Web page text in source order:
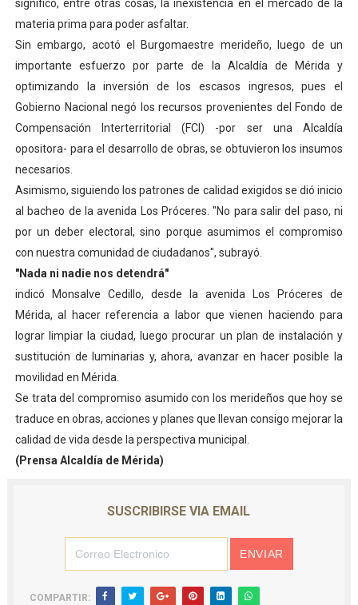
Gobernador Arnaldo Sánchez apadrina a más de 993
Plan Quirúrgico Regional llega a Pueblo Llano con la
significó, entre otras cosas, la inexistencia en el mercado de la
materia prima para poder asfaltar.
Sin embargo, acotó el Burgomaestre merideño, luego de un
importante esfuerzo por parte de la Alcaldía de Mérida y
optimizando la inversión de los escasos ingresos, pues el
Gobierno Nacional negó los recursos provenientes del Fondo de
Compensación Interterritorial (FCI) -por ser una Alcaldía
opositora- para el desarrollo de obras, se obtuvieron los insumos
necesarios.
Asimismo, siguiendo los patrones de calidad exigidos se dió inicio
al bacheo de la avenida Los Próceres. "No para salir del paso, ni
por un deber electoral, sino porque asumimos el compromiso
con nuestra comunidad de ciudadanos", subrayó.
"Nada ni nadie nos detendrá"
indicó Monsalve Cedillo, desde la avenida Los Próceres de
Mérida, al hacer referencia a labor que vienen haciendo para
lograr limpiar la ciudad, luego procurar un plan de instalación y
sustitución de luminarias y, ahora, avanzar en hacer posible la
movilidad en Mérida.
Se trata del compromiso asumido con los merideños que hoy se
traduce en obras, acciones y planes que llevan consigo mejorar la
calidad de vida desde la perspectiva municipal.
(Prensa Alcaldía de Mérida)
SUSCRIBIRSE VIA EMAIL
COMPARTIR: